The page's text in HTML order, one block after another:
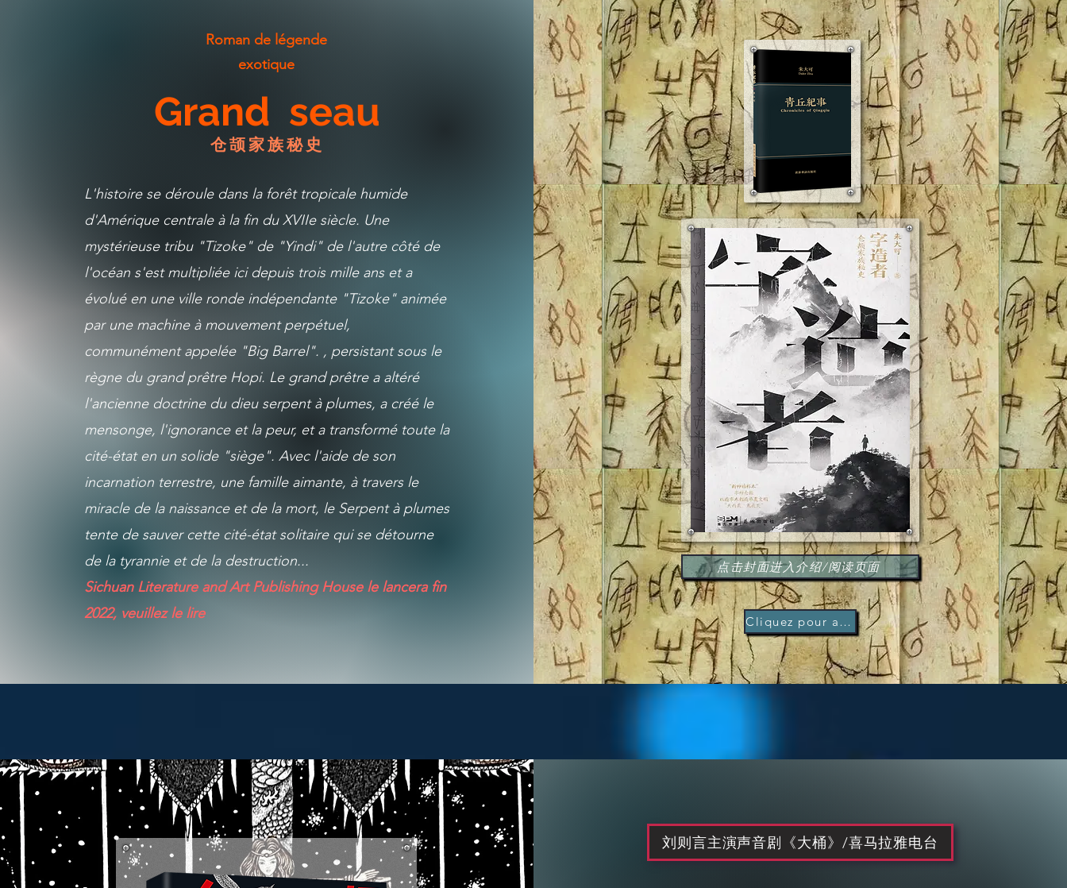
​Roman de légende
exotique
Grand seau
​ 仓颉家族秘史
L'histoire se déroule dans la forêt tropicale humide
d'Amérique centrale à la fin du XVIIe siècle. Une
mystérieuse tribu "Tizoke" de "Yindi" de l'autre côté de
l'océan s'est multipliée ici depuis trois mille ans et a
évolué en une ville ronde indépendante "Tizoke" animée
par une machine à mouvement perpétuel,
communément appelée "Big Barrel". , persistant sous le
règne du grand prêtre Hopi. Le grand prêtre a altéré
l'ancienne doctrine du dieu serpent à plumes, a créé le
mensonge, l'ignorance et la peur, et a transformé toute la
cité-état en un solide "siège". Avec l'aide de son
incarnation terrestre, une famille aimante, à travers le
miracle de la naissance et de la mort, le Serpent à plumes
tente de sauver cette cité-état solitaire qui se détourne
de la tyrannie et de la destruction...
Sichuan Literature and Art Publishing House le lancera fin
2022, veuillez le lire
点击封面进入介绍/阅读页面
Cliquez pour acheter
刘则言主演声音剧《大桶》/喜马拉雅电台